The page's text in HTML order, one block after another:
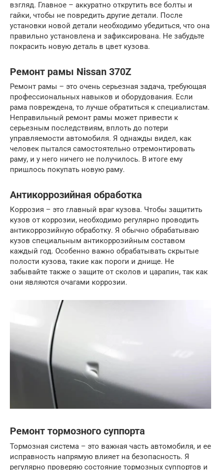
взгляд. Главное – аккуратно открутить все болты и
гайки, чтобы не повредить другие детали. После
установки новой детали необходимо убедиться, что она
правильно установлена и зафиксирована. Не забудьте
покрасить новую деталь в цвет кузова.
Ремонт рамы Nissan 370Z
Ремонт рамы – это очень серьезная задача, требующая
профессиональных навыков и оборудования. Если
рама повреждена, то лучше обратиться к специалистам.
Неправильный ремонт рамы может привести к
серьезным последствиям, вплоть до потери
управляемости автомобиля. Я однажды видел, как
человек пытался самостоятельно отремонтировать
раму, и у него ничего не получилось. В итоге ему
пришлось покупать новую раму.
Антикоррозийная обработка
Коррозия – это главный враг кузова. Чтобы защитить
кузов от коррозии, необходимо регулярно проводить
антикоррозийную обработку. Я обычно обрабатываю
кузов специальным антикоррозийным составом
каждый год. Особенно важно обрабатывать скрытые
полости кузова, такие как пороги и днище. Не
забывайте также о защите от сколов и царапин, так как
они являются очагами коррозии.
Ремонт тормозного суппорта
Тормозная система – это важная часть автомобиля, и ее
исправность напрямую влияет на безопасность. Я
регулярно проверяю состояние тормозных суппортов и